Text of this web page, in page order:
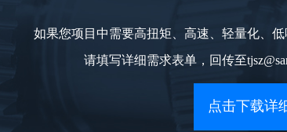
如果您项目中需要高扭矩、高速、轻量化、
请填写详细需求表单，回传至
点击下载详